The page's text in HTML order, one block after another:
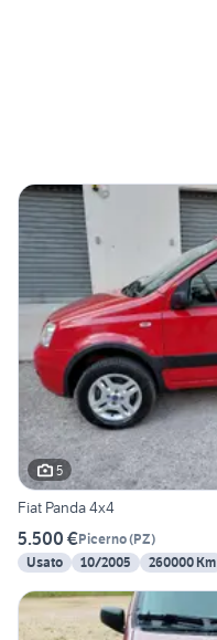
5
Fiat Panda 4x4
5.500 €Picerno(PZ)
Usato
10/2005 260000 Km